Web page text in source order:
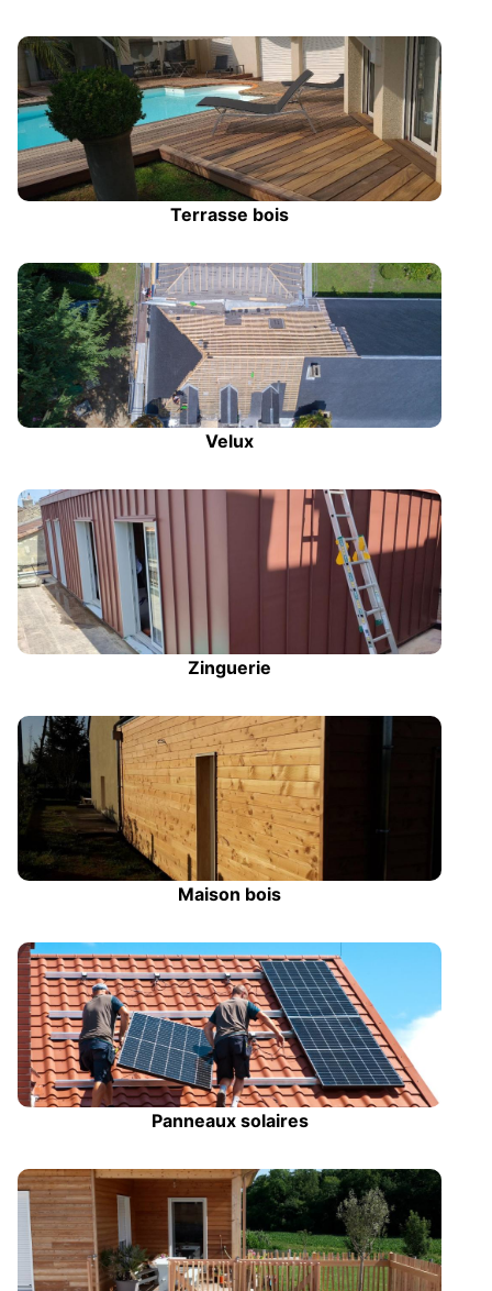
Terrasse bois
Velux
Zinguerie
Maison bois
Panneaux solaires